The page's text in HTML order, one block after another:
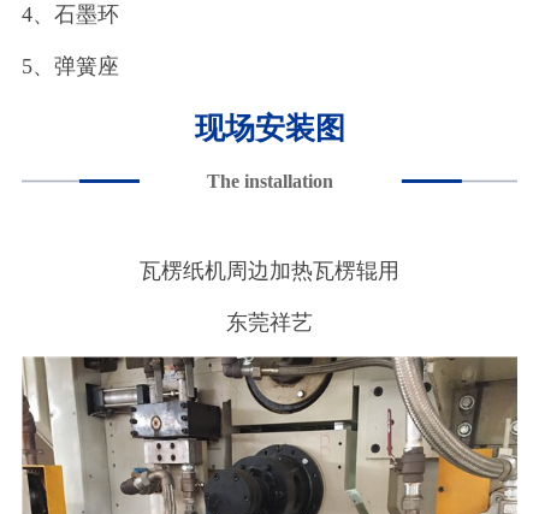
4、石墨环
5、弹簧座
现场安装图
The installation
瓦楞纸机周边加热瓦楞辊用
东莞祥艺